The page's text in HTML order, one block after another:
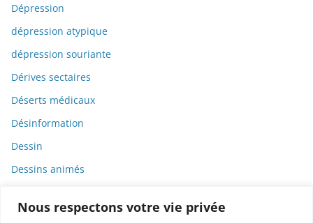
Nous respectons votre vie privée
Dépression
dépression atypique
dépression souriante
Dérives sectaires
Déserts médicaux
Désinformation
Dessin
Dessins animés
Detox